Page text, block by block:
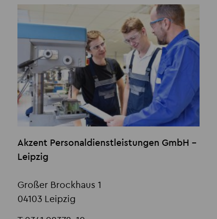
Akzent Personaldienstleistungen GmbH -
Leipzig
Großer Brockhaus 1
04103 Leipzig